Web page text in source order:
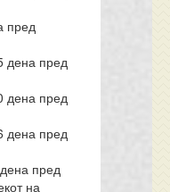
пред
дена пред
дена пред
дена пред
пред
на